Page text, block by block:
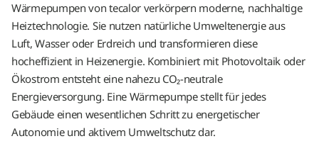
Wärmepumpen von tecalor verkörpern moderne, nachhaltige
Heiztechnologie. Sie nutzen natürliche Umweltenergie aus
Luft, Wasser oder Erdreich und transformieren diese
hocheffizient in Heizenergie. Kombiniert mit Photovoltaik oder
Ökostrom entsteht eine nahezu CO₂-neutrale
Energieversorgung. Eine Wärmepumpe stellt für jedes
Gebäude einen wesentlichen Schritt zu energetischer
Autonomie und aktivem Umweltschutz dar.